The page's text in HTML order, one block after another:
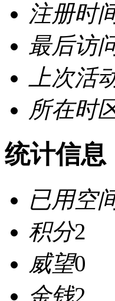
注册时
最后访
上次活
所在时
统计信息
已用空
积分2
威望0
金钱2